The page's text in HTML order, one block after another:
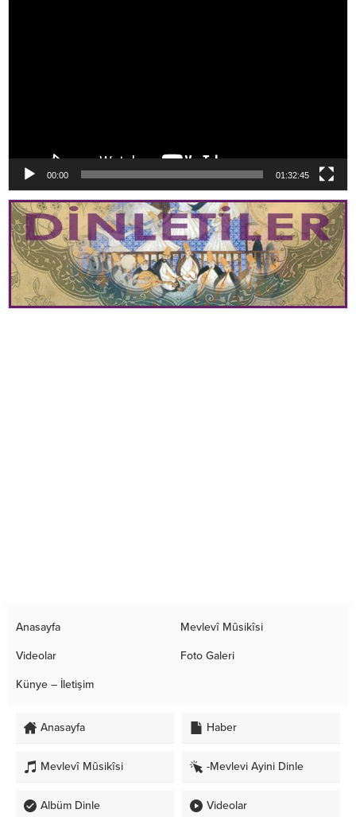
00:00 01:32:45
Anasayfa Mevlevî Mûsikîsi
Videolar Foto Galeri
Künye – İletişim
Anasayfa Haber
Mevlevî Mûsikîsi -Mevlevi Ayini Dinle
Albüm Dinle Videolar